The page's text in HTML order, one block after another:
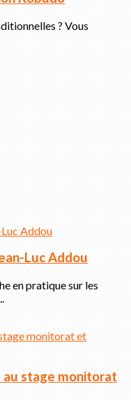
? Vous
Luc Addou
en pratique sur les
stage monitorat